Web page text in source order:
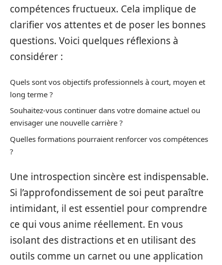
compétences fructueux. Cela implique de
clarifier vos attentes et de poser les bonnes
questions. Voici quelques réflexions à
considérer :
Quels sont vos objectifs professionnels à court, moyen et
long terme ?
Souhaitez-vous continuer dans votre domaine actuel ou
envisager une nouvelle carrière ?
Quelles formations pourraient renforcer vos compétences
?
Une introspection sincère est indispensable.
Si l’approfondissement de soi peut paraître
intimidant, il est essentiel pour comprendre
ce qui vous anime réellement. En vous
isolant des distractions et en utilisant des
outils comme un carnet ou une application